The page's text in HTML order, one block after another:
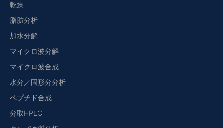
乾燥
脂肪分析
加水分解
マイクロ波分解
マイクロ波合成
水分／固形分分析
ペプチド合成
分取HPLC